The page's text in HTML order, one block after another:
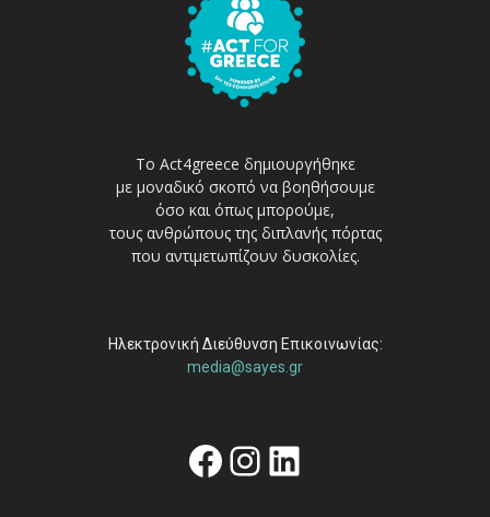
Το Act4greece δημιουργήθηκε
με μοναδικό σκοπό να βοηθήσουμε
όσο και όπως μπορούμε,
τους ανθρώπους της διπλανής πόρτας
που αντιμετωπίζουν δυσκολίες.
Ηλεκτρονική Διεύθυνση Επικοινωνίας:
media@sayes.gr
Facebook
Instagram
Linkedin